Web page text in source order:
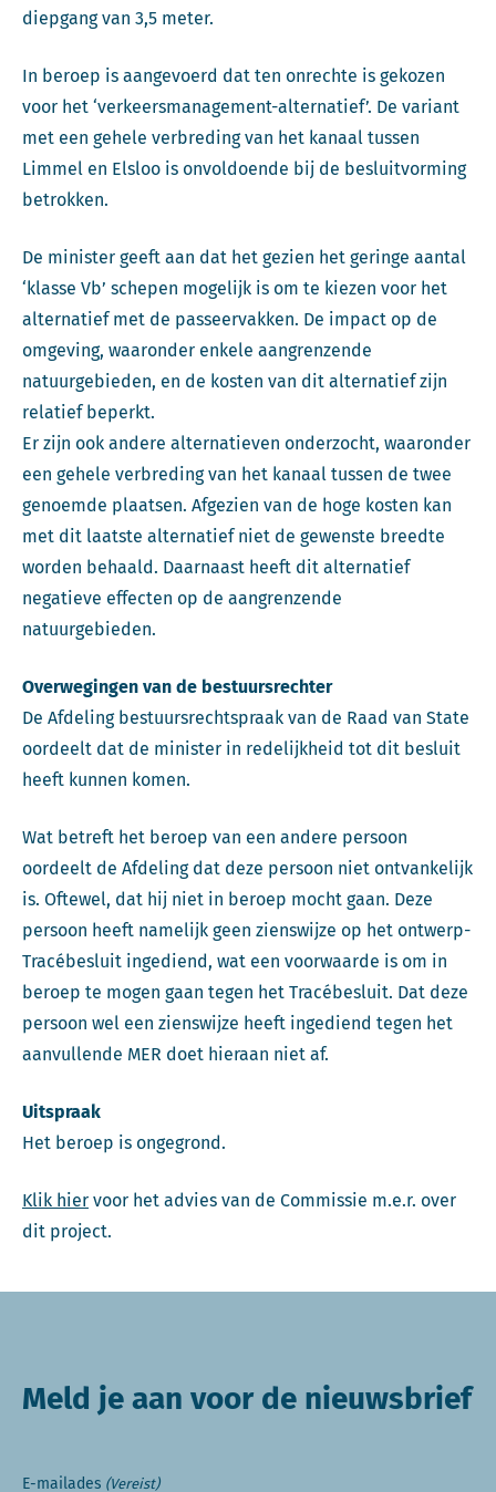
diepgang van 3,5 meter.
In beroep is aangevoerd dat ten onrechte is gekozen
voor het ‘verkeersmanagement-alternatief’. De variant
met een gehele verbreding van het kanaal tussen
Limmel en Elsloo is onvoldoende bij de besluitvorming
betrokken.
De minister geeft aan dat het gezien het geringe aantal
‘klasse Vb’ schepen mogelijk is om te kiezen voor het
alternatief met de passeervakken. De impact op de
omgeving, waaronder enkele aangrenzende
natuurgebieden, en de kosten van dit alternatief zijn
relatief beperkt.
Er zijn ook andere alternatieven onderzocht, waaronder
een gehele verbreding van het kanaal tussen de twee
genoemde plaatsen. Afgezien van de hoge kosten kan
met dit laatste alternatief niet de gewenste breedte
worden behaald. Daarnaast heeft dit alternatief
negatieve effecten op de aangrenzende
natuurgebieden.
Overwegingen van de bestuursrechter
De Afdeling bestuursrechtspraak van de Raad van State
oordeelt dat de minister in redelijkheid tot dit besluit
heeft kunnen komen.
Wat betreft het beroep van een andere persoon
oordeelt de Afdeling dat deze persoon niet ontvankelijk
is. Oftewel, dat hij niet in beroep mocht gaan. Deze
persoon heeft namelijk geen zienswijze op het ontwerp-
Tracébesluit ingediend, wat een voorwaarde is om in
beroep te mogen gaan tegen het Tracébesluit. Dat deze
persoon wel een zienswijze heeft ingediend tegen het
aanvullende MER doet hieraan niet af.
Uitspraak
Het beroep is ongegrond.
Klik hier voor het advies van de Commissie m.e.r. over
dit project.
Meld je aan voor de nieuwsbrief
E-mailades (Vereist)